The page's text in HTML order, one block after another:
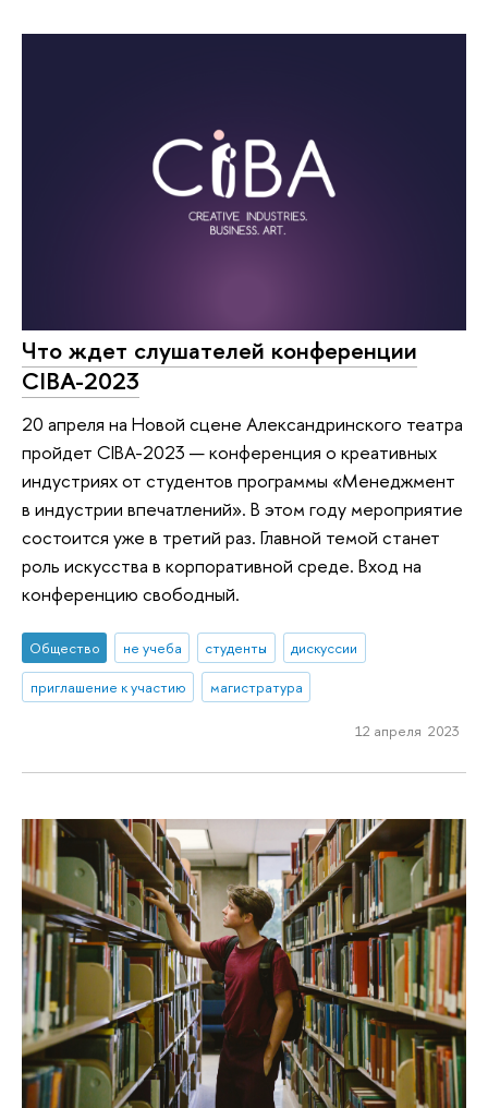
Что ждет слушателей конференции
CIBA-2023
20 апреля на Новой сцене Александринского театра
пройдет CIBA-2023 — конференция о креативных
индустриях от студентов программы «Менеджмент
в индустрии впечатлений». В этом году мероприятие
состоится уже в третий раз. Главной темой станет
роль искусства в корпоративной среде. Вход на
конференцию свободный.
Общество не учеба студенты
дискуссии
приглашение к участию
магистратура
12 апреля 2023